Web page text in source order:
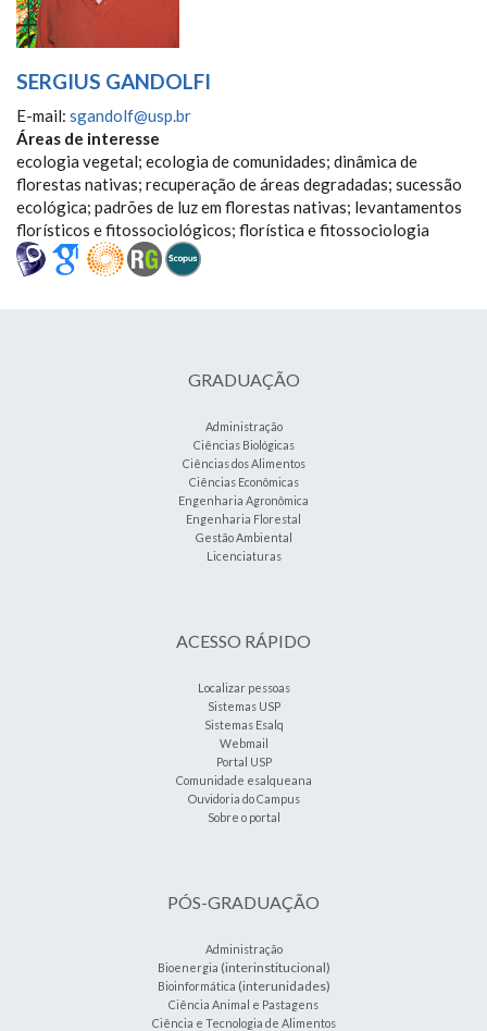
SERGIUS GANDOLFI
E-mail: sgandolf@usp.br
Áreas de interesse
ecologia vegetal; ecologia de comunidades; dinâmica de
florestas nativas; recuperação de áreas degradadas; sucessão
ecológica; padrões de luz em florestas nativas; levantamentos
florísticos e fitossociológicos; florística e fitossociologia
GRADUAÇÃO
Administração
Ciências Biológicas
Ciências dos Alimentos
Ciências Econômicas
Engenharia Agronômica
Engenharia Florestal
Gestão Ambiental
Licenciaturas
ACESSO RÁPIDO
Localizar pessoas
Sistemas USP
Sistemas Esalq
Webmail
Portal USP
Comunidade esalqueana
Ouvidoria do Campus
Sobre o portal
PÓS-GRADUAÇÃO
Administração
Bioenergia (interinstitucional)
Bioinformática (interunidades)
Ciência Animal e Pastagens
Ciência e Tecnologia de Alimentos